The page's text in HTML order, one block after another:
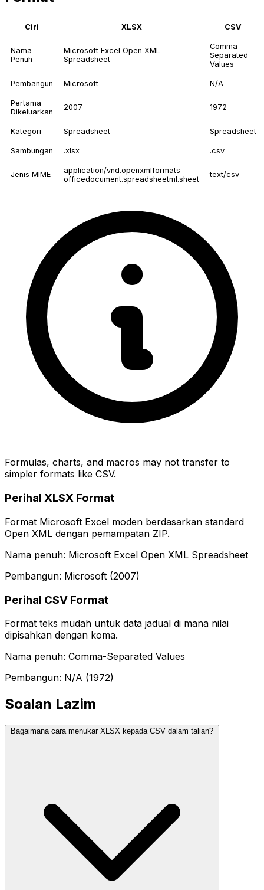
Ciri XLSX CSV
Nama
Penuh
Microsoft Excel Open XML
Spreadsheet
Comma-
Separated
Values
Pembangun Microsoft N/A
Pertama
Dikeluarkan
2007 1972
Kategori Spreadsheet Spreadsheet
Sambungan .xlsx .csv
Jenis MIME
application/vnd.openxmlformats-
officedocument.spreadsheetml.sheet
text/csv
Formulas, charts, and macros may not transfer to
simpler formats like CSV.
Perihal XLSX Format
Format Microsoft Excel moden berdasarkan standard
Open XML dengan pemampatan ZIP.
Nama penuh: Microsoft Excel Open XML Spreadsheet
Pembangun: Microsoft (2007)
Perihal CSV Format
Format teks mudah untuk data jadual di mana nilai
dipisahkan dengan koma.
Nama penuh: Comma-Separated Values
Pembangun: N/A (1972)
Soalan Lazim
Bagaimana cara menukar XLSX kepada CSV dalam talian?